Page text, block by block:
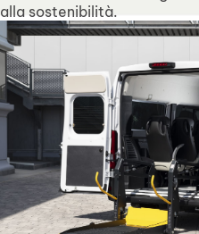
alla sostenibilità.